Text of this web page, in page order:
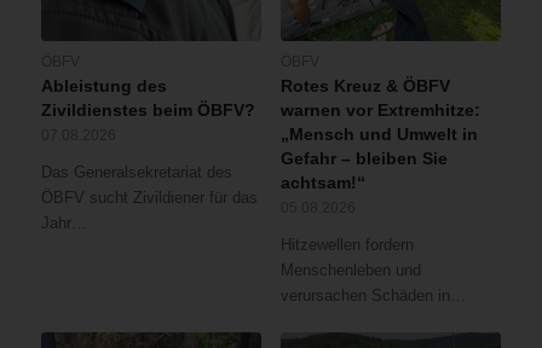
Ableistung des
Zivildienstes beim ÖBFV?
Das Generalsekretariat des
ÖBFV sucht Zivildiener für das
Jahr…
Rotes Kreuz & ÖBFV
warnen vor Extremhitze:
„Mensch und Umwelt in
Gefahr – bleiben Sie
achtsam!“
Hitzewellen fordern
Menschenleben und
verursachen Schäden in…